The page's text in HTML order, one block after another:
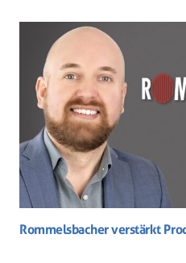
Rommelsbacher verstärkt